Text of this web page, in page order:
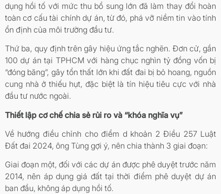
dụng hồi tố với mức thu bổ sung lớn đã làm thay đổi hoàn
toàn cơ cấu tài chính dự án, từ đó, phá vỡ niềm tin vào tính
ổn định của môi trường đầu tư.
Thứ ba, quy định trên gây hiệu ứng tắc nghẽn. Đơn cử, gần
100 dự án tại TPHCM với hàng chục nghìn tỷ đồng vốn bị
“đóng băng”, gây tổn thất lớn khi đất đai bị bỏ hoang, nguồn
cung nhà ở thiếu hụt, đặc biệt là tín hiệu tiêu cực với nhà
đầu tư nước ngoài.
Thiết lập cơ chế chia sẻ rủi ro và “khóa nghĩa vụ”
Về hướng điều chỉnh cho điểm d khoản 2 Điều 257 Luật
Đất đai 2024, ông Tùng gợi ý, nên chia thành 3 giai đoạn:
Giai đoạn một, đối với các dự án được phê duyệt trước năm
2014, nên áp dụng giá đất tại thời điểm phê duyệt dự án
ban đầu, không áp dụng hồi tố.